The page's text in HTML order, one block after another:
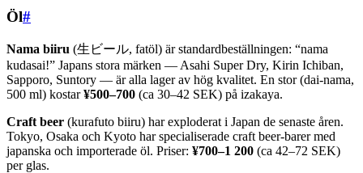
Öl#
Nama biiru (生ビール, fatöl) är standardbeställningen: “nama
kudasai!” Japans stora märken — Asahi Super Dry, Kirin Ichiban,
Sapporo, Suntory — är alla lager av hög kvalitet. En stor (dai-nama,
500 ml) kostar¥500–700 (ca 30–42 SEK) på izakaya.
Craft beer (kurafuto biiru) har exploderat i Japan de senaste åren.
Tokyo, Osaka och Kyoto har specialiserade craft beer-barer med
japanska och importerade öl. Priser: ¥700–1 200 (ca 42–72 SEK)
per glas.